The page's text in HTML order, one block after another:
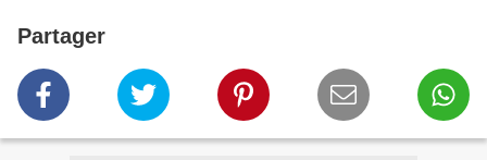
Partager